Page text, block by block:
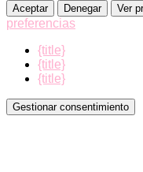
Aceptar Denegar Ver
preferencias
{title}
{title}
{title}
Gestionar consentimiento